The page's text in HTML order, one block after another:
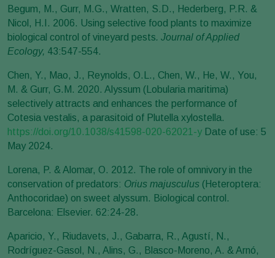
Begum, M., Gurr, M.G., Wratten, S.D., Hederberg, P.R. &
Nicol, H.I. 2006. Using selective food plants to maximize
biological control of vineyard pests. Journal of Applied
Ecology, 43:547-554.
Chen, Y., Mao, J., Reynolds, O.L., Chen, W., He, W., You,
M. & Gurr, G.M. 2020. Alyssum (Lobularia maritima)
selectively attracts and enhances the performance of
Cotesia vestalis, a parasitoid of Plutella xylostella.
https://doi.org/10.1038/s41598-020-62021-y Date of use: 5
May 2024.
Lorena, P. & Alomar, O. 2012. The role of omnivory in the
conservation of predators: Orius majusculus (Heteroptera:
Anthocoridae) on sweet alyssum. Biological control.
Barcelona: Elsevier. 62:24-28.
Aparicio, Y., Riudavets, J., Gabarra, R., Agustí, N.,
Rodríguez-Gasol, N., Alins, G., Blasco-Moreno, A. & Arnó,